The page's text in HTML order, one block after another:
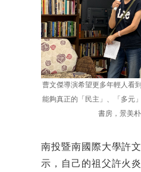
曹文傑導演希望更多年輕人看
能夠真正的「民主」、「多元
書房，景美
南投暨南國際大學許
示，自己的祖父許火